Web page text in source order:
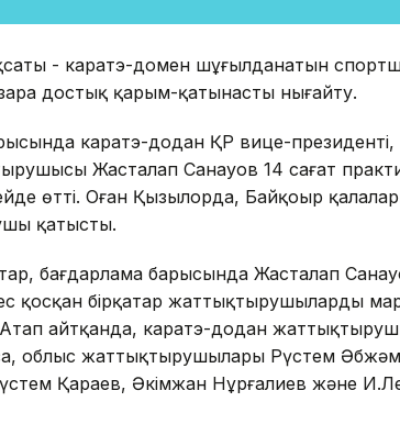
- каратэ-домен шұғылданатын
достық қарым-қатынасты нығайту.
каратэ-додан ҚР вице-президенті,
Жасталап Санауов 14 сағат
өтті. Оған Қызылорда, Байқоңыр
қатысты.
бағдарлама барысында Жасталап
қосқан бірқатар жаттықтырушыларды
айтқанда, каратэ-додан
облыс жаттықтырушылары Рүстем
Қараев, Әкімжан Нұрғалиев және